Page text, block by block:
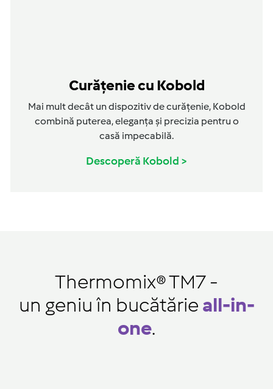
Curățenie cu Kobold
Mai mult decât un dispozitiv de curățenie, Kobold
combină puterea, eleganța și precizia pentru o
casă impecabilă.
Descoperă Kobold >
Thermomix® TM7 -
un geniu în bucătărie all-in-
one.